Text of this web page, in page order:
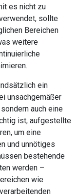
es nicht zu
sollte
Bereichen
weitere
ein
unsachgemäßer
auch eine
ist, aufgestellte
um eine
und unnötiges
bestehende
werden –
wie